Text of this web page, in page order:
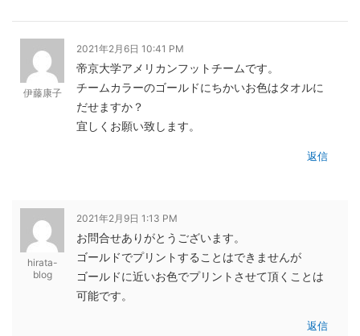
伊藤康子
2021年2月6日 10:41 PM
帝京大学アメリカンフットチームです。
チームカラーのゴールドにちかいお色はタオルに
だせますか？
宜しくお願い致します。
返信
hirata-
blog
2021年2月9日 1:13 PM
お問合せありがとうございます。
ゴールドでプリントすることはできませんが
ゴールドに近いお色でプリントさせて頂くことは
可能です。
返信